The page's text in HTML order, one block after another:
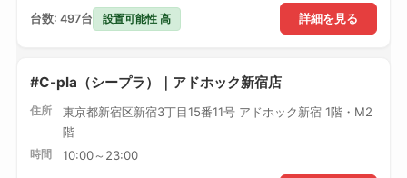
詳細を見る
台数: 497台 設置可能性 高
#C-pla（シープラ）｜アドホック新宿店
住所
東京都新宿区新宿3丁目15番11号 アドホック新宿 1階・M2
階
時間 10:00～23:00